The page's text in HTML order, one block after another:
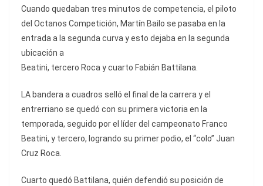
Cuando quedaban tres minutos de competencia, el piloto
del Octanos Competición, Martín Bailo se pasaba en la
entrada a la segunda curva y esto dejaba en la segunda
ubicación a
Beatini, tercero Roca y cuarto Fabián Battilana.
LA bandera a cuadros selló el final de la carrera y el
entrerriano se quedó con su primera victoria en la
temporada, seguido por el líder del campeonato Franco
Beatini, y tercero, logrando su primer podio, el “colo” Juan
Cruz Roca.
Cuarto quedó Battilana, quién defendió su posición de